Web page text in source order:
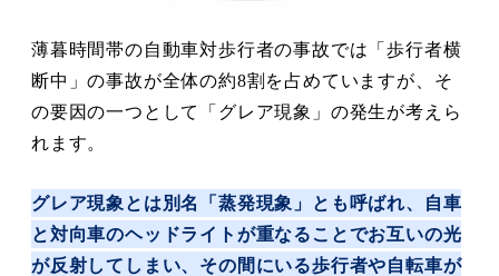
薄暮時間帯の自動車対歩行者の事故では「歩行者横
断中」の事故が全体の約8割を占めていますが、そ
の要因の一つとして「グレア現象」の発生が考えら
れます。
グレア現象とは別名「蒸発現象」とも呼ばれ、自車
と対向車のヘッドライトが重なることでお互いの光
が反射してしまい、その間にいる歩行者や自転車が